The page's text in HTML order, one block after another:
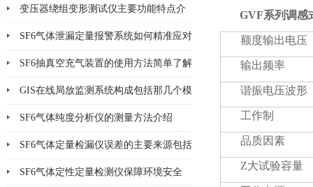
品检漏?
变压器绕组变形测试仪主要功能特点介
绍
SF6气体泄漏定量报警系统如何精准应对
泄漏风险？
SF6抽真空充气装置的使用方法简单了解
一下
GIS在线局放监测系统构成包括那几个模
块
SF6气体纯度分析仪的测量方法介绍
SF6气体定量检漏仪误差的主要来源包括
哪8个方面
SF6气体定性定量检测仪保障环境安全
GVF系列调感
额度输出电压
输出频率
谐振电压波形
工作制
品质因素
Z大试验容量